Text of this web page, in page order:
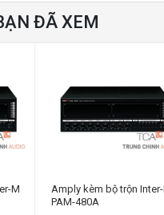
ĐÃ XEM
M
Amply kèm bộ trộn
PAM-480A